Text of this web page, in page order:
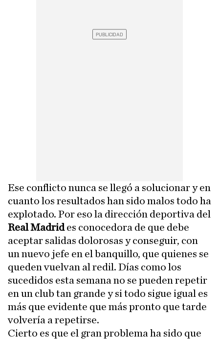
Ese conflicto nunca se llegó a solucionar y en
cuanto los resultados han sido malos todo ha
explotado. Por eso la dirección deportiva del
Real Madrides conocedora de que debe
aceptar salidas dolorosas y conseguir, con
un nuevo jefe en el banquillo, que quienes se
queden vuelvan al redil. Días como los
sucedidos esta semana no se pueden repetir
en un club tan grande y si todo sigue igual es
más que evidente que más pronto que tarde
volvería a repetirse.
Cierto es que el gran problema ha sido que